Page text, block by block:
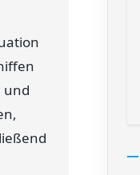
und